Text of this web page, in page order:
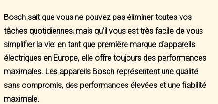
Bosch sait que vous ne pouvez pas éliminer toutes vos
tâches quotidiennes, mais qu’il vous est très facile de vous
simplifier la vie: en tant que première marque d’appareils
électriques en Europe, elle offre toujours des performances
maximales. Les appareils Bosch représentent une qualité
sans compromis, des performances élevées et une fiabilité
maximale.